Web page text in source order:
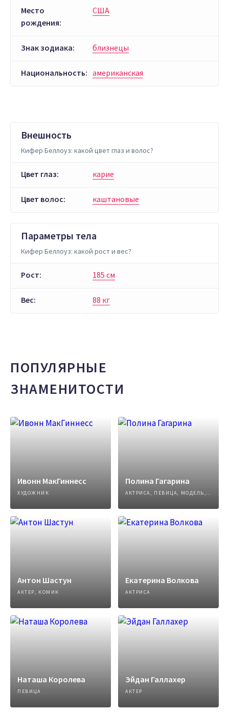
Место
рождения:
США
Знак зодиака: близнецы
Национальность: американская
Внешность
Кифер Беллоуз: какой цвет глаз и волос?
Цвет глаз: карие
Цвет волос: каштановые
Параметры тела
Кифер Беллоуз: какой рост и вес?
Рост: 185 см
Вес: 88 кг
ПОПУЛЯРНЫЕ
ЗНАМЕНИТОСТИ
Ивонн МакГиннесс
ХУДОЖНИК
Полина Гагарина
АКТРИСА, ПЕВИЦА, МОДЕЛЬ, АВТОР ПЕСЕН
Антон Шастун
АКТЕР, КОМИК
Екатерина Волкова
АКТРИСА
Наташа Королева
ПЕВИЦА
Эйдан Галлахер
АКТЕР